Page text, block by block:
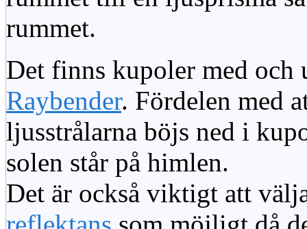
rummet.
Det finns kupoler med och
Raybender. Fördelen med
ljusstrålarna böjs ned i
solen står på himlen.
Det är också viktigt att